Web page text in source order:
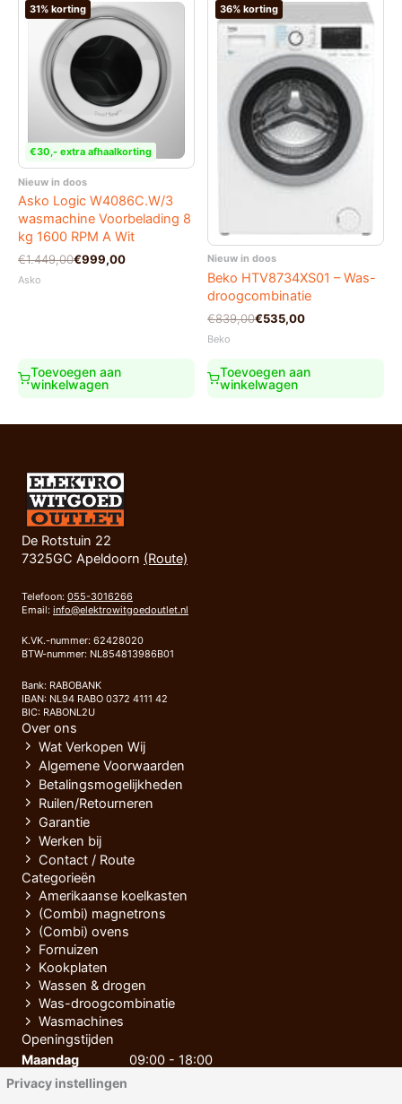
€30,- extra afhaalkorting
31% korting
Nieuw in doos
Asko Logic W4086C.W/3
wasmachine Voorbelading 8
kg 1600 RPM A Wit
€1.449,00
Oorspronkelijke
prijs
€999,00
Huidige
prijs
Asko
Toevoegen aan
winkelwagen
36% korting
Nieuw in doos
Beko HTV8734XS01 – Was-
droogcombinatie
€839,00
Oorspronkelijke
prijs
€839,00.
€535,00
Huidige
prijs
€535,00.
Beko
Toevoegen aan
winkelwagen
De Rotstuin 22
7325GC Apeldoorn (Route)
Telefoon: 055-3016266
Email: info@elektrowitgoedoutlet.nl
K.VK.-nummer: 62428020
BTW-nummer: NL854813986B01
Bank: RABOBANK
IBAN: NL94 RABO 0372 4111 42
BIC: RABONL2U
Over ons
Wat Verkopen Wij
Algemene Voorwaarden
Betalingsmogelijkheden
Ruilen/Retourneren
Garantie
Werken bij
Contact / Route
Categorieën
Amerikaanse koelkasten
(Combi) magnetrons
(Combi) ovens
Fornuizen
Kookplaten
Wassen & drogen
Was-droogcombinatie
Wasmachines
Openingstijden
Maandag
09:00 - 18:00
Dinsdag
Privacy instellingen